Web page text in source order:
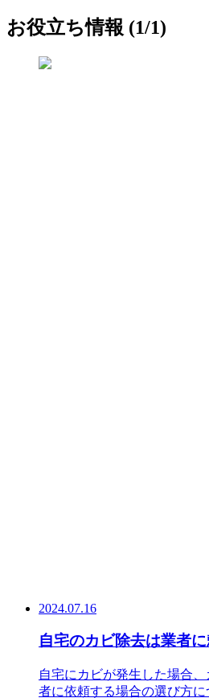
お役立ち情報 (1/1)
2024.07.16
自宅のカビ除去は業者
自宅にカビが発生した場合
者に依頼する場合の選び方に